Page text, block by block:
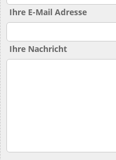
Ihre E-Mail Adresse
Ihre Nachricht